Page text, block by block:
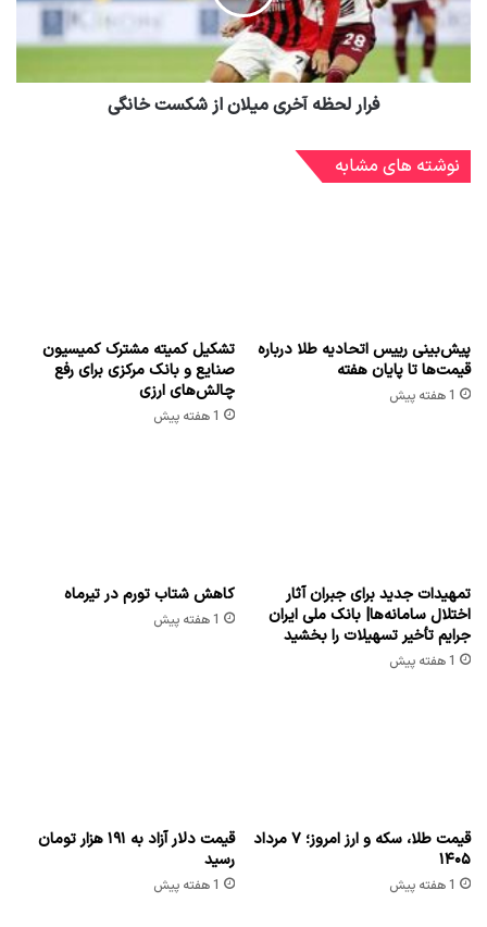
فرار لحظه آخری میلان از شکست خانگی
نوشته های مشابه
پیش‌بینی رییس اتحادیه طلا درباره
قیمت‌ها تا پایان هفته
1 هفته پیش
تشکیل کمیته مشترک کمیسیون
صنایع و بانک مرکزی برای رفع
چالش‌های ارزی
1 هفته پیش
تمهیدات جدید برای جبران آثار
اختلال سامانه‌ها| بانک ملی ایران
جرایم تأخیر تسهیلات را بخشید
1 هفته پیش
کاهش شتاب تورم در تیرماه
1 هفته پیش
قیمت طلا، سکه و ارز امروز؛ ۷ مرداد
۱۴۰۵
1 هفته پیش
قیمت دلار آزاد به ۱۹۱ هزار تومان
رسید
1 هفته پیش